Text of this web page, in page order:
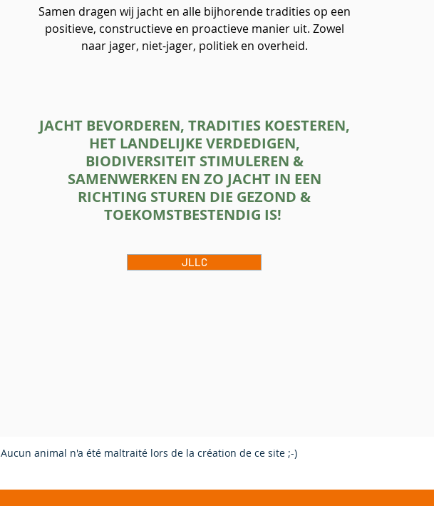
Samen dragen wij jacht en alle bijhorende tradities op een
positieve, constructieve en proactieve manier uit. Zowel
naar jager, niet-jager, politiek en overheid.
JACHT BEVORDEREN, TRADITIES KOESTEREN,
HET LANDELIJKE VERDEDIGEN,
BIODIVERSITEIT STIMULEREN &
SAMENWERKEN EN ZO JACHT IN EEN
RICHTING STUREN DIE GEZOND &
TOEKOMSTBESTENDIG IS!
JLLC
Aucun animal n'a été maltraité lors de la création de ce site ;-)